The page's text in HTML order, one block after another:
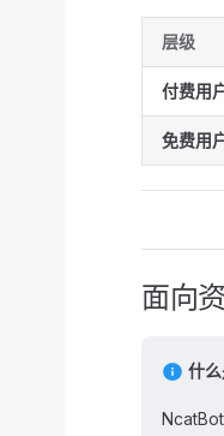
层级
付费用
免费用
面向
什